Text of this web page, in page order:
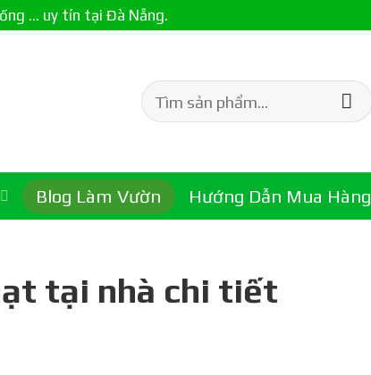
... uy tín tại Đà Nẵng.
Tìm
kiếm:
Blog Làm Vườn Hướng Dẫn Mua Hàng
tại nhà chi tiết